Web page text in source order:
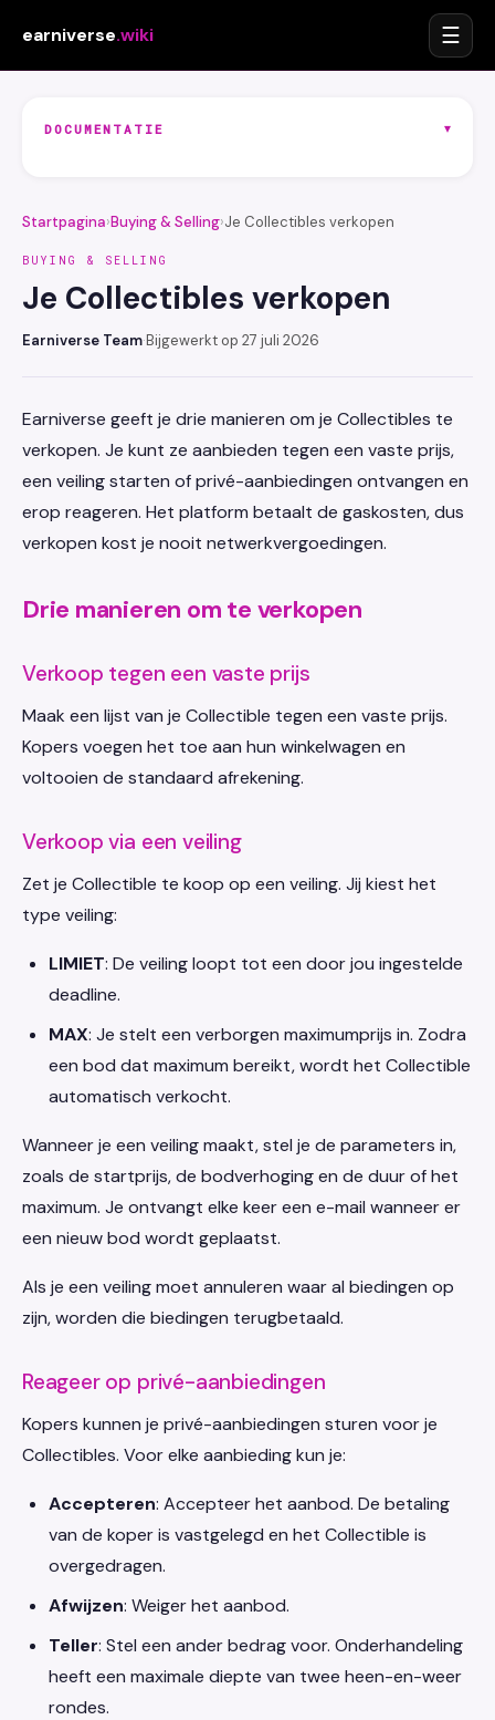
earniverse.wiki ☰
DOCUMENTATIE ▾
Startpagina›Buying & Selling›Je Collectibles verkopen
BUYING & SELLING
Je Collectibles verkopen
Earniverse Team·Bijgewerkt op 27 juli 2026
Earniverse geeft je drie manieren om je Collectibles te
verkopen. Je kunt ze aanbieden tegen een vaste prijs,
een veiling starten of privé-aanbiedingen ontvangen en
erop reageren. Het platform betaalt de gaskosten, dus
verkopen kost je nooit netwerkvergoedingen.
Drie manieren om te verkopen
Verkoop tegen een vaste prijs
Maak een lijst van je Collectible tegen een vaste prijs.
Kopers voegen het toe aan hun winkelwagen en
voltooien de standaard afrekening.
Verkoop via een veiling
Zet je Collectible te koop op een veiling. Jij kiest het
type veiling:
LIMIET: De veiling loopt tot een door jou ingestelde
deadline.
MAX: Je stelt een verborgen maximumprijs in. Zodra
een bod dat maximum bereikt, wordt het Collectible
automatisch verkocht.
Wanneer je een veiling maakt, stel je de parameters in,
zoals de startprijs, de bodverhoging en de duur of het
maximum. Je ontvangt elke keer een e-mail wanneer er
een nieuw bod wordt geplaatst.
Als je een veiling moet annuleren waar al biedingen op
zijn, worden die biedingen terugbetaald.
Reageer op privé-aanbiedingen
Kopers kunnen je privé-aanbiedingen sturen voor je
Collectibles. Voor elke aanbieding kun je:
Accepteren: Accepteer het aanbod. De betaling
van de koper is vastgelegd en het Collectible is
overgedragen.
Afwijzen: Weiger het aanbod.
Teller: Stel een ander bedrag voor. Onderhandeling
heeft een maximale diepte van twee heen-en-weer
rondes.